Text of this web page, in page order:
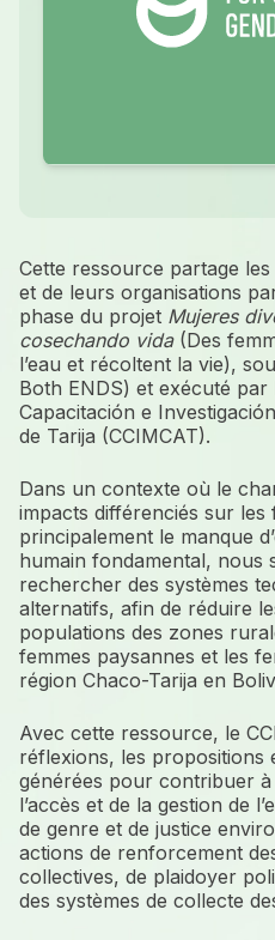
Cette ressource partage
et de leurs organisations
phase du projet Mujeres
cosechando vida(Des
l’eau et récoltent la vie),
Both ENDS) et exécuté par
Capacitación e
de Tarija (CCIMCAT).
Dans un contexte où le
impacts différenciés sur les
principalement le manque
humain fondamental, nous
rechercher des systèmes
alternatifs, afin de réduire
populations des zones
femmes paysannes et les
région Chaco-Tarija en
Avec cette ressource, le
réflexions, les propositions
générées pour contribuer
l’accès et de la gestion de
de genre et de justice
actions de renforcement
collectives, de plaidoyer
des systèmes de collecte